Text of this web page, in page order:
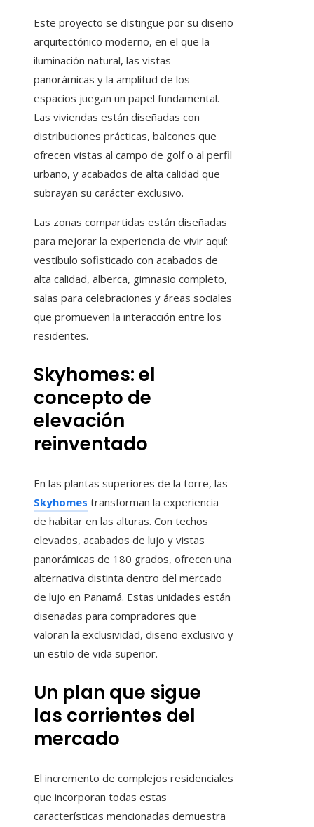
Este proyecto se distingue por su diseño
arquitectónico moderno, en el que la
iluminación natural, las vistas
panorámicas y la amplitud de los
espacios juegan un papel fundamental.
Las viviendas están diseñadas con
distribuciones prácticas, balcones que
ofrecen vistas al campo de golf o al perfil
urbano, y acabados de alta calidad que
subrayan su carácter exclusivo.
Las zonas compartidas están diseñadas
para mejorar la experiencia de vivir aquí:
vestíbulo sofisticado con acabados de
alta calidad, alberca, gimnasio completo,
salas para celebraciones y áreas sociales
que promueven la interacción entre los
residentes.
Skyhomes: el
concepto de
elevación
reinventado
En las plantas superiores de la torre, las
Skyhomes transforman la experiencia
de habitar en las alturas. Con techos
elevados, acabados de lujo y vistas
panorámicas de 180 grados, ofrecen una
alternativa distinta dentro del mercado
de lujo en Panamá. Estas unidades están
diseñadas para compradores que
valoran la exclusividad, diseño exclusivo y
un estilo de vida superior.
Un plan que sigue
las corrientes del
mercado
El incremento de complejos residenciales
que incorporan todas estas
características mencionadas demuestra